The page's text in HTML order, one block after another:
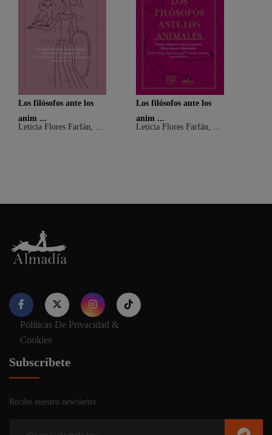
Los filósofos ante los
anim ...
Leticia Flores Farfán, ...
Los filósofos ante los
anim ...
Leticia Flores Farfán, ...
Nuestro sitio web utiliza cookies para proporcionar su
experiencia de navegación e información relevante. Antes de
continuar utilizando nuestro sitio web, acepte nuestros
Políticas De Privacidad &
Cookies
Subscríbete
Recibe nuestro newsletter